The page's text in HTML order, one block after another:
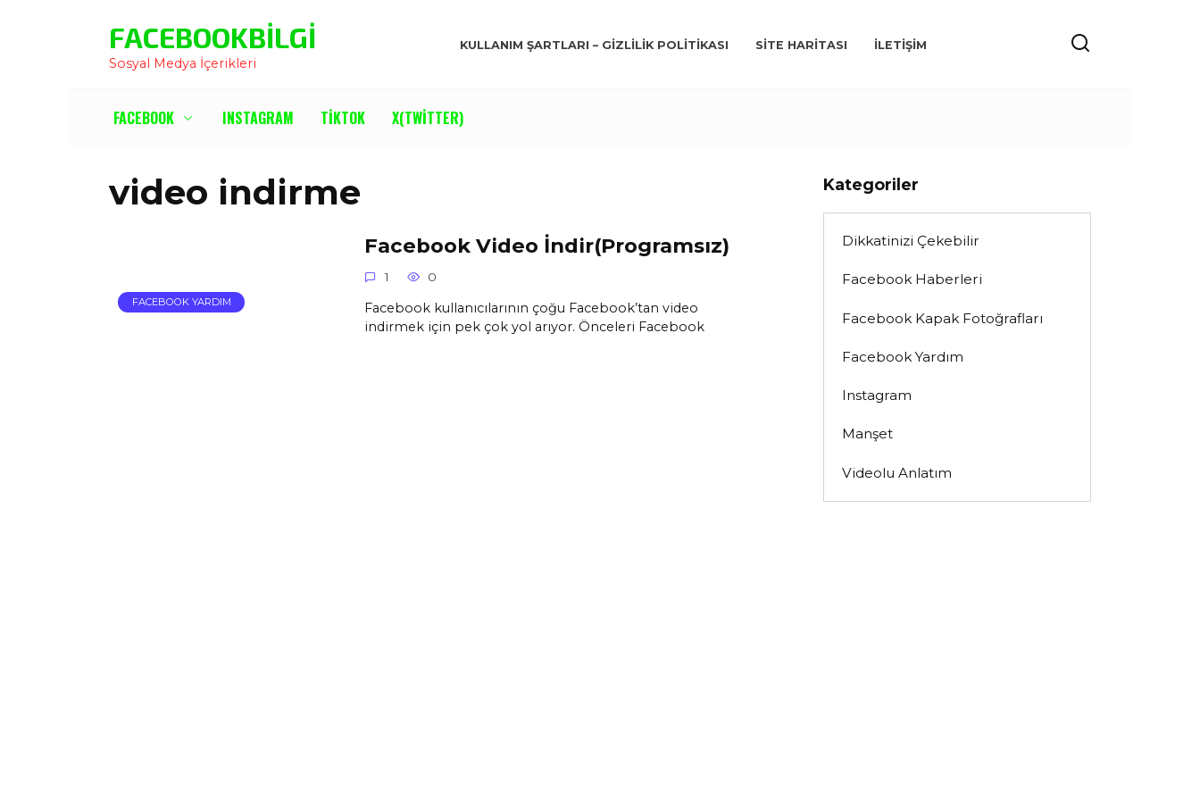
FACEBOOKBILGI
Sosyal Medya İçerikleri
KULLANIM ŞARTLARI – GIZLILIK POLITIKASI SITE HARITASI İLETIŞIM
FACEBOOK INSTAGRAM TIKTOK X(TWITTER)
video indirme
FACEBOOK YARDIM
Facebook Video İndir(Programsız)
1 0
Facebook kullanıcılarının çoğu Facebook’tan video
indirmek için pek çok yol arıyor. Önceleri Facebook
Kategoriler
Dikkatinizi Çekebilir
Facebook Haberleri
Facebook Kapak Fotoğrafları
Facebook Yardım
Instagram
Manşet
Videolu Anlatım